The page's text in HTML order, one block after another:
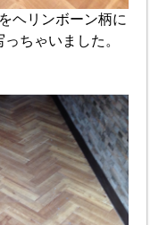
ヘリンボーン柄に
ちゃいました。